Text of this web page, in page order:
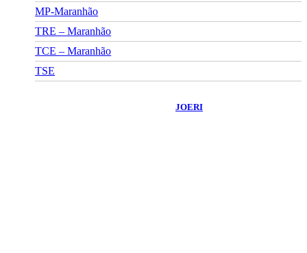
MP-Maranhão
TRE – Maranhão
TCE – Maranhão
TSE
JOERI